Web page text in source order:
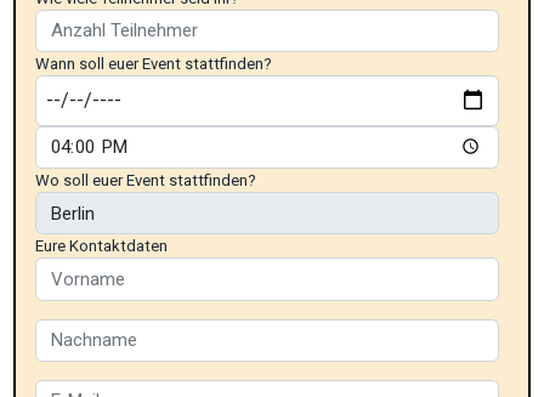
Wann soll euer Event stattfinden?
Wo soll euer Event stattfinden?
Eure Kontaktdaten